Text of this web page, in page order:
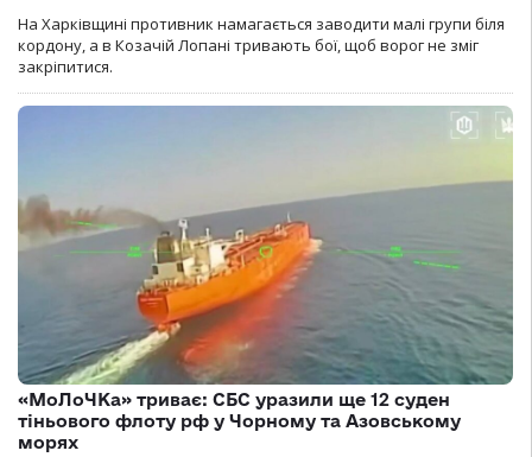
На Харківщині противник намагається заводити малі групи біля
кордону, а в Козачій Лопані тривають бої, щоб ворог не зміг
закріпитися.
«МоЛоЧКа» триває: СБС уразили ще 12 суден
тіньового флоту рф у Чорному та Азовському
морях